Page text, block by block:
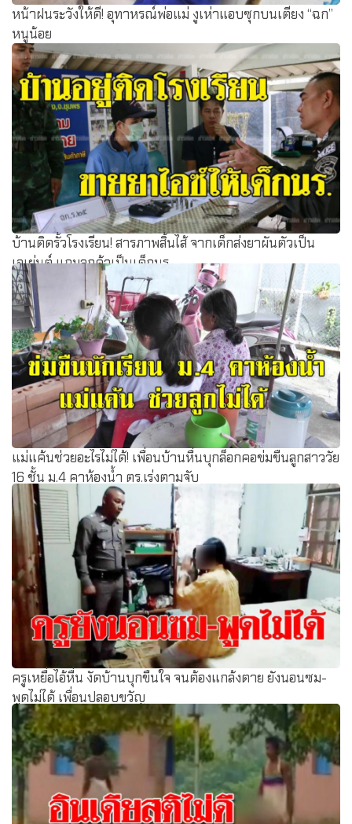
หน้าฝนระวังให้ดี! อุทาหรณ์พ่อแม่ งูเห่าแอบซุกบนเตียง “ฉก”
หนูน้อย
บ้านติดรั้วโรงเรียน! สารภาพสิ้นไส้ จากเด็กส่งยาผันตัวเป็น
เอเย่นต์ แถมลูกค้าเป็นเด็กนร.
แม่แค้นช่วยอะไรไม่ได้! เพื่อนบ้านหื่นบุกล็อกคอข่มขืนลูกสาววัย
16 ชั้น ม.4 คาห้องน้ำ ตร.เร่งตามจับ
ครูเหยื่อไอ้หื่น งัดบ้านบุกขืนใจ จนต้องแกล้งตาย ยังนอนซม-
พูดไม่ได้ เพื่อนปลอบขวัญ